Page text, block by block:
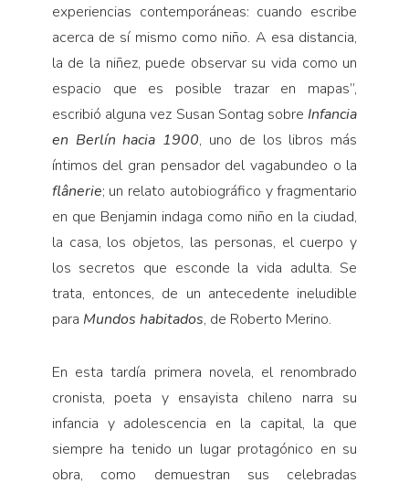
Turismo accidental
Vidas paralelas
Voces y lecturas
experiencias contemporáneas: cuando escribe
acerca de sí mismo como niño. A esa distancia,
la de la niñez, puede observar su vida como un
espacio que es posible trazar en mapas”,
escribió alguna vez Susan Sontag sobre Infancia
en Berlín hacia 1900, uno de los libros más
íntimos del gran pensador del vagabundeo o la
flânerie; un relato autobiográfico y fragmentario
en que Benjamin indaga como niño en la ciudad,
la casa, los objetos, las personas, el cuerpo y
los secretos que esconde la vida adulta. Se
trata, entonces, de un antecedente ineludible
para Mundos habitados, de Roberto Merino.
En esta tardía primera novela, el renombrado
cronista, poeta y ensayista chileno narra su
infancia y adolescencia en la capital, la que
siempre ha tenido un lugar protagónico en su
obra, como demuestran sus celebradas